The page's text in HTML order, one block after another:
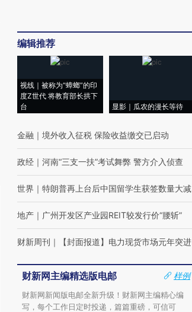
编辑推荐
视线｜被称为“蟑螂”的印
度Z世代 将教育部长拱下
台
显影｜瓜农的漫长等待
金融 ｜ 境外收入征税 保险收益缴交已启动
政经 ｜ 河南“三支一扶”考试舞弊 警方介入侦查
世界 ｜ 特朗普再上台后中国留学生获签数量大减
地产 ｜ 广州开发区产业园REIT较发行价“腰斩”
财新周刊 ｜ 【封面报道】电力现货市场元年突进
财新网主编精选版电邮
样例
财新网新闻版电邮全新升级！财新网主编精心编
写，每个工作日定时投递，篇篇重磅，可信可